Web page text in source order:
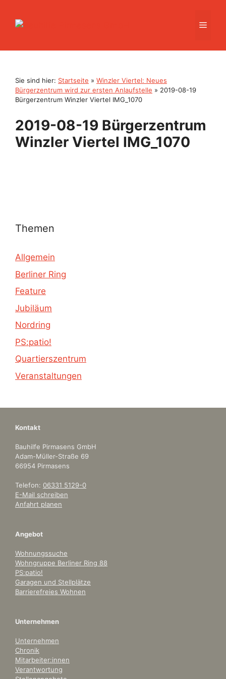
Inhalt
Sie sind hier: Startseite » Winzler Viertel: Neues
Bürgerzentrum wird zur ersten Anlaufstelle » 2019-08-19
Bürgerzentrum Winzler Viertel IMG_1070
2019-08-19 Bürgerzentrum
Winzler Viertel IMG_1070
Themen
Allgemein
Berliner Ring
Feature
Jubiläum
Nordring
PS:patio!
Quartierszentrum
Veranstaltungen
Kontakt
Bauhilfe Pirmasens GmbH
Adam-Müller-Straße 69
66954 Pirmasens
Telefon: 06331 5129-0
E-Mail schreiben
Anfahrt planen
Angebot
Wohnungssuche
Wohngruppe Berliner Ring 88
PS:patio!
Garagen und Stellplätze
Barrierefreies Wohnen
Unternehmen
Unternehmen
Chronik
Mitarbeiter:innen
Verantwortung